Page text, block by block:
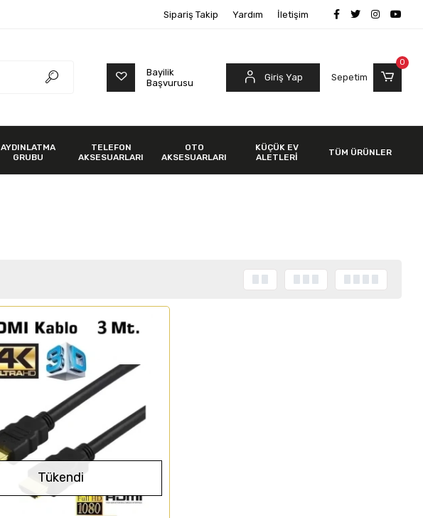
Sipariş Takip Yardım İletişim
Bayilik
Başvurusu
Giriş Yap Sepetim
0
AYDINLATMA
GRUBU
TELEFON
AKSESUARLARI
OTO
AKSESUARLARI
KÜÇÜK EV
ALETLERİ
TÜM ÜRÜNLER
Tükendi